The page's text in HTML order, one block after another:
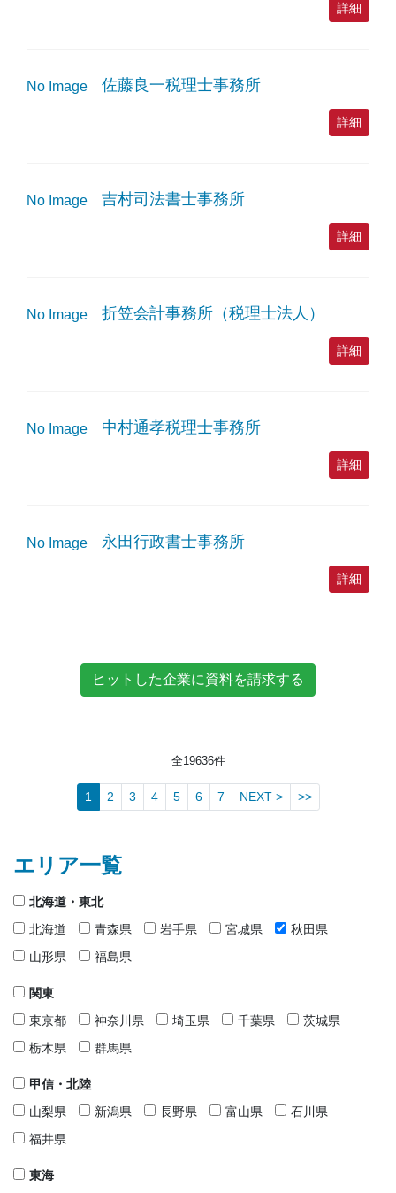
詳細
No Image 佐藤良一税理士事務所
詳細
No Image 吉村司法書士事務所
詳細
No Image 折笠会計事務所（税理士法人）
詳細
No Image 中村通孝税理士事務所
詳細
No Image 永田行政書士事務所
詳細
全19636件
1 2 3 4 5 6 7 NEXT > >>
エリア一覧
北海道・東北
北海道
青森県 岩手県 宮城県
秋田県
山形県
福島県
関東
東京都
神奈川県 埼玉県 千葉県
茨城県
栃木県
群馬県
甲信・北陸
山梨県
新潟県 長野県 富山県
石川県
福井県
東海